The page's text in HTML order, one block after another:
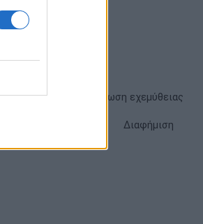
Όροι χρήσης Δήλωση εχεμύθειας
Διαφήμιση